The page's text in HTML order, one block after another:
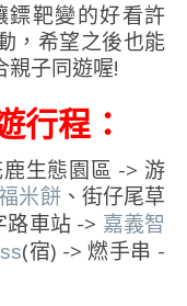
鏢靶變的好看許
，希望之後也能
親子同遊喔!
行程：
生態園區 -> 游
米餅、街仔尾草
路車站 -> 嘉義智
(宿) -> 燃手串 -